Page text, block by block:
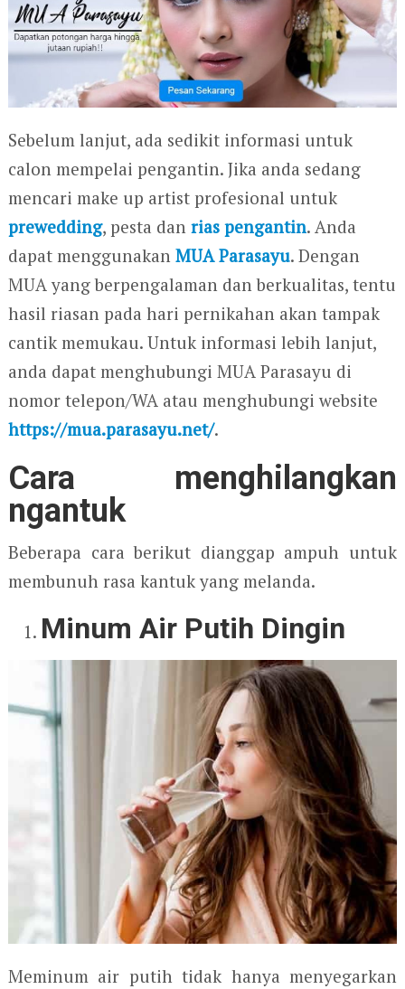
Sebelum lanjut, ada sedikit informasi untuk
calon mempelai pengantin. Jika anda sedang
mencari make up artist profesional untuk
prewedding, pesta dan rias pengantin. Anda
dapat menggunakan MUA Parasayu. Dengan
MUA yang berpengalaman dan berkualitas, tentu
hasil riasan pada hari pernikahan akan tampak
cantik memukau. Untuk informasi lebih lanjut,
anda dapat menghubungi MUA Parasayu di
nomor telepon/WA atau menghubungi website
https://mua.parasayu.net/.
Cara menghilangkan
ngantuk
Beberapa cara berikut dianggap ampuh untuk
membunuh rasa kantuk yang melanda.
Minum Air Putih Dingin
Meminum air putih tidak hanya menyegarkan